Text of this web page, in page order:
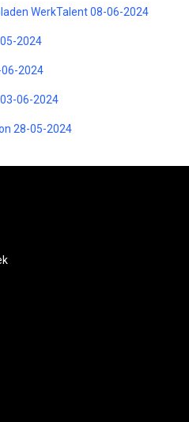
WerkTalent 08-06-2024
2024
06-2024
06-2024
28-05-2024